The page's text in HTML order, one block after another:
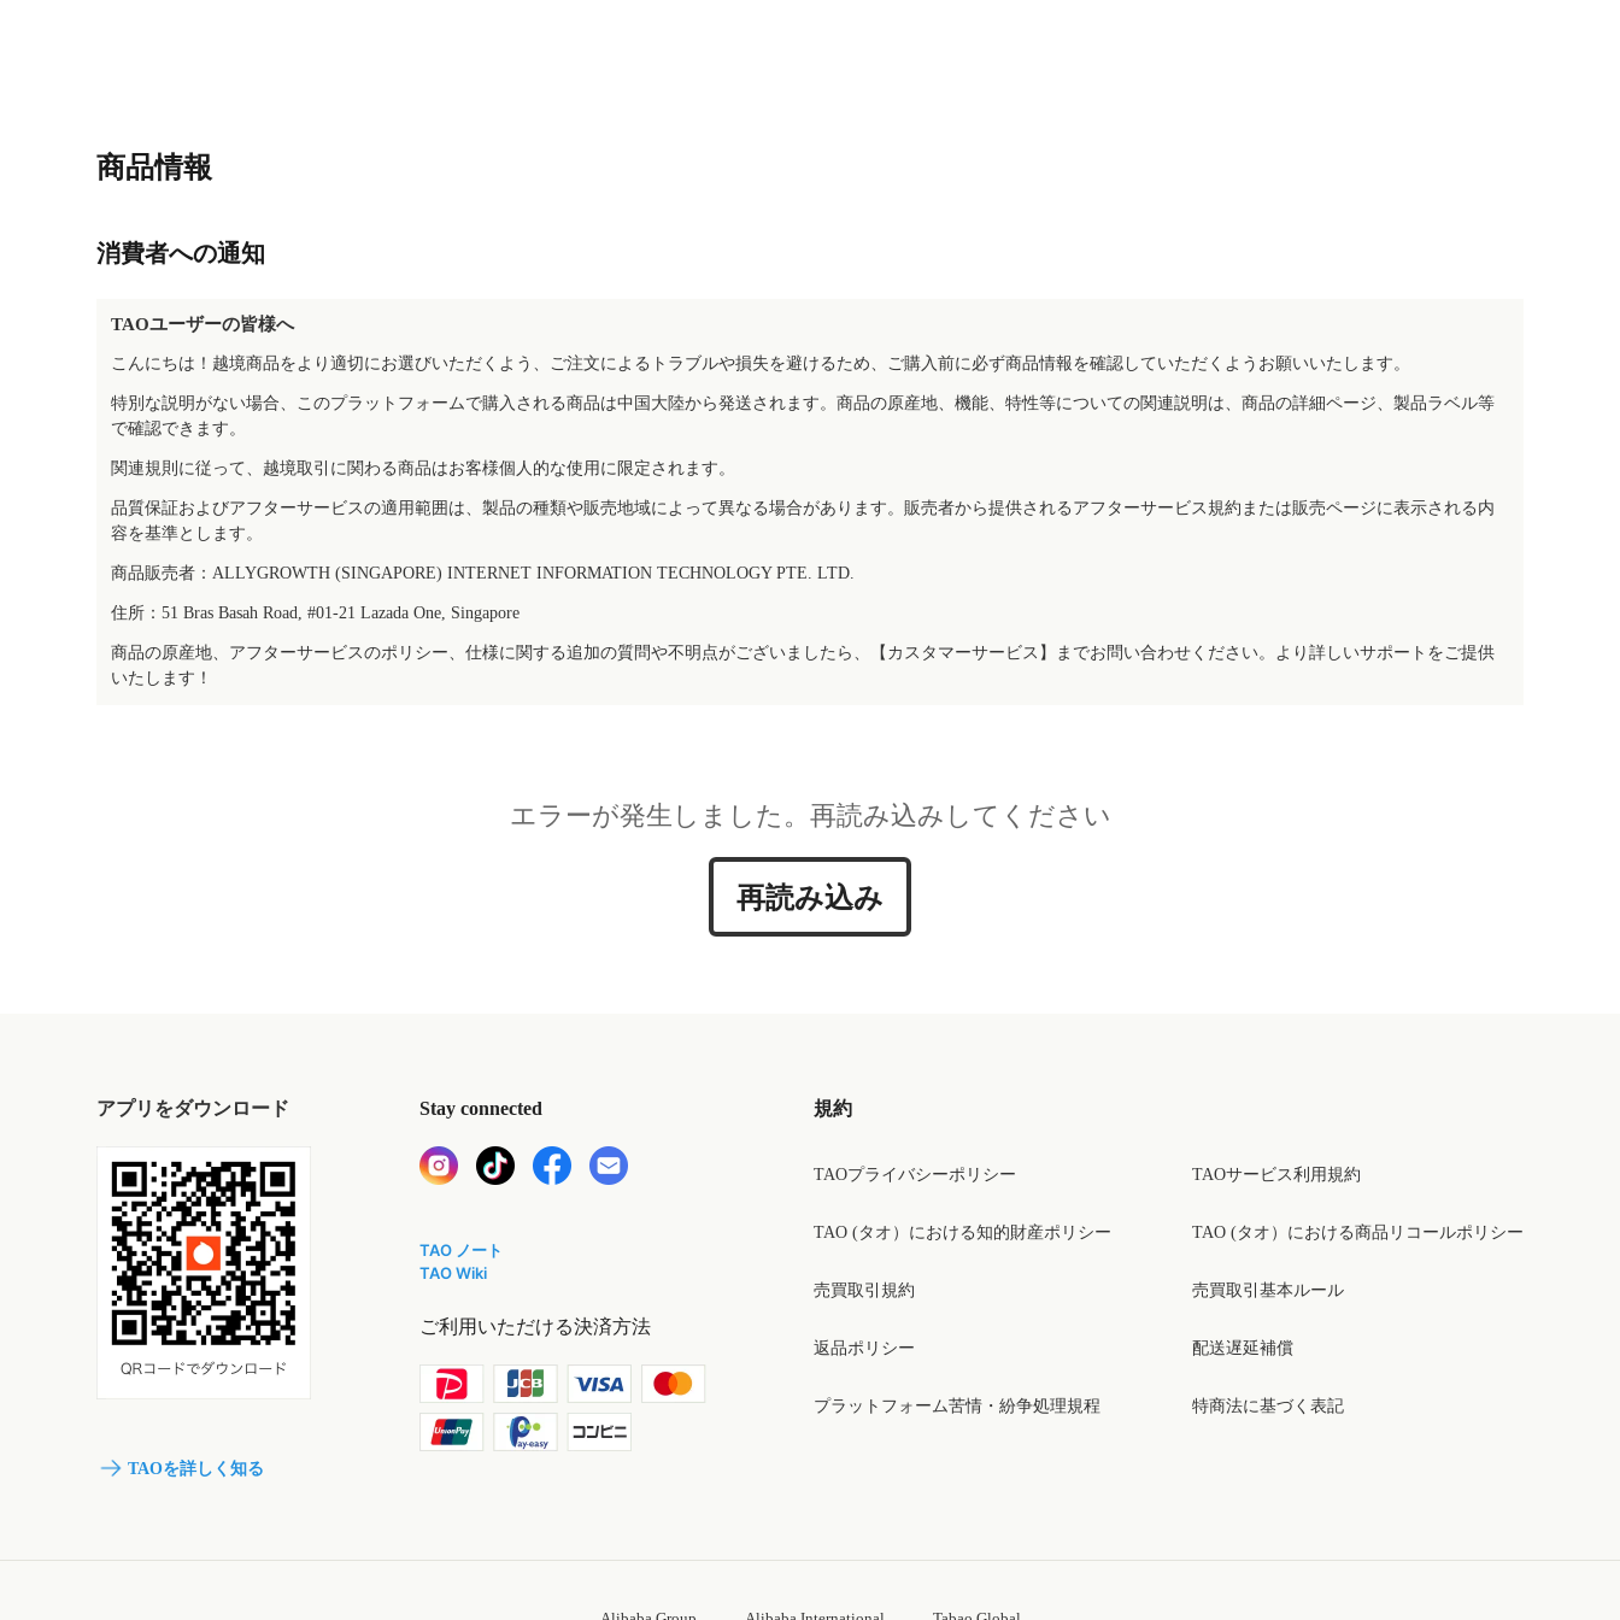
商品情報
消費者への通知
TAOユーザーの皆様へ
こんにちは！越境商品をより適切にお選びいただくよう、ご注文によるトラブルや損失を避けるため、ご購入前に必ず商品情報を確認していただくようお願いいたします。
特別な説明がない場合、このプラットフォームで購入される商品は中国大陸から発送されます。商品の原産地、機能、特性等についての関連説明は、商品の詳細ページ、製品ラベル等
で確認できます。
関連規則に従って、越境取引に関わる商品はお客様個人的な使用に限定されます。
品質保証およびアフターサービスの適用範囲は、製品の種類や販売地域によって異なる場合があります。販売者から提供されるアフターサービス規約または販売ページに表示される内
容を基準とします。
商品販売者：ALLYGROWTH (SINGAPORE) INTERNET INFORMATION TECHNOLOGY PTE. LTD.
住所：51 Bras Basah Road, #01-21 Lazada One, Singapore
商品の原産地、アフターサービスのポリシー、仕様に関する追加の質問や不明点がございましたら、【カスタマーサービス】までお問い合わせください。より詳しいサポートをご提供
いたします！
エラーが発生しました。再読み込みしてください
再読み込み
アプリをダウンロード
TAOを詳しく知る
Stay connected
TAO ノート
TAO Wiki
ご利用いただける決済方法
規約
TAOプライバシーポリシー
TAO (タオ）における知的財産ポリシー
売買取引規約
返品ポリシー
プラットフォーム苦情・紛争処理規程
TAOサービス利用規約
TAO (タオ）における商品リコールポリシー
売買取引基本ルール
配送遅延補償
特商法に基づく表記